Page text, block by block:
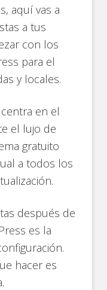
aquí vas a
a tus
con los
para el
y locales.
en el
el lujo de
gratuito
a todos los
después de
es la
hacer es